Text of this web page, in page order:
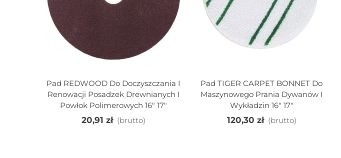
Dodaj Do Koszyka
Pad REDWOOD Do Doczyszczania I
Renowacji Posadzek Drewnianych I
Powłok Polimerowych 16" 17"
20,91 zł (brutto)
Dodaj Do Koszyka
Pad TIGER CARPET BONNET Do
Maszynowego Prania Dywanów I
Wykładzin 16" 17"
120,30 zł (brutto)